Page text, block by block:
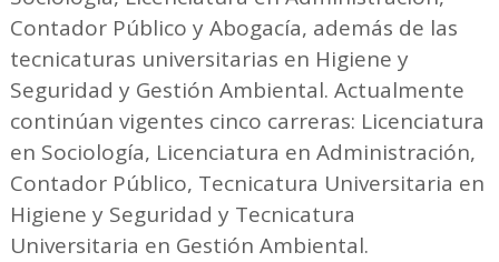
Contador Público y Abogacía, además de las
tecnicaturas universitarias en Higiene y
Seguridad y Gestión Ambiental. Actualmente
continúan vigentes cinco carreras: Licenciatura
en Sociología, Licenciatura en Administración,
Contador Público, Tecnicatura Universitaria en
Higiene y Seguridad y Tecnicatura
Universitaria en Gestión Ambiental.